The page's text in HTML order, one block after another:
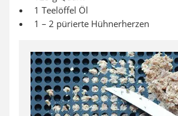
1 Teelöffel Öl
1 – 2 pürierte Hühnerherzen